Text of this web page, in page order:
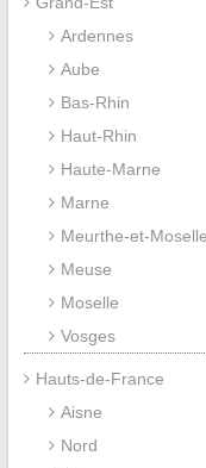
Ardennes
Aube
Bas-Rhin
Haut-Rhin
Haute-Marne
Marne
Meurthe-et-Moselle
Meuse
Moselle
Vosges
Hauts-de-France
Aisne
Nord